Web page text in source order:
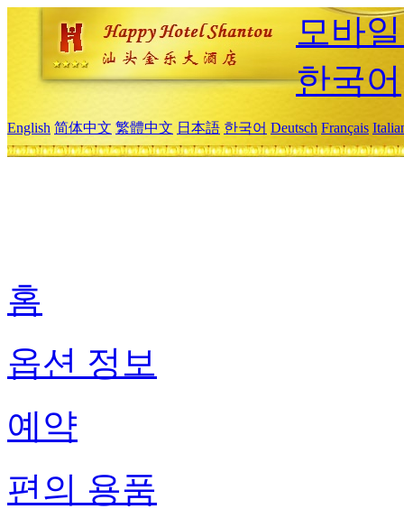
모바
한국어
English 简体中文 繁體中文 日本語 한국어 Deutsch Français
홈
옵션 정보
예약
편의 용품